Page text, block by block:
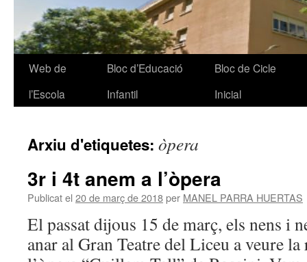
Vés
Web de
l’Escola
Bloc d’Educació
Infantil
Bloc de Cicle
Inicial
Arxiu d'etiquetes: òpera
3r i 4t anem a l’òpera
Publicat el 20 de març de 2018per MANEL PARRA HUERTAS
El passat dijous 15 de març, els nens i
anar al Gran Teatre del Liceu a veure la